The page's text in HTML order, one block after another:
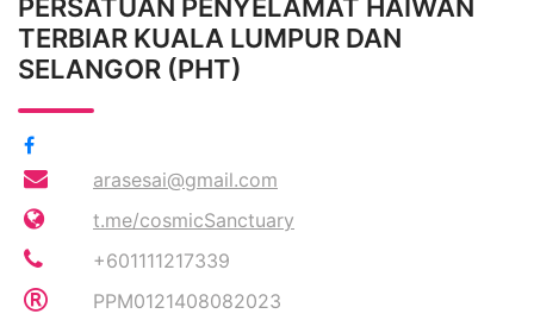
PERSATUAN PENYELAMAT HAIWAN
TERBIAR KUALA LUMPUR DAN
SELANGOR (PHT)
arasesai@gmail.com
t.me/cosmicSanctuary
+601111217339
PPM0121408082023